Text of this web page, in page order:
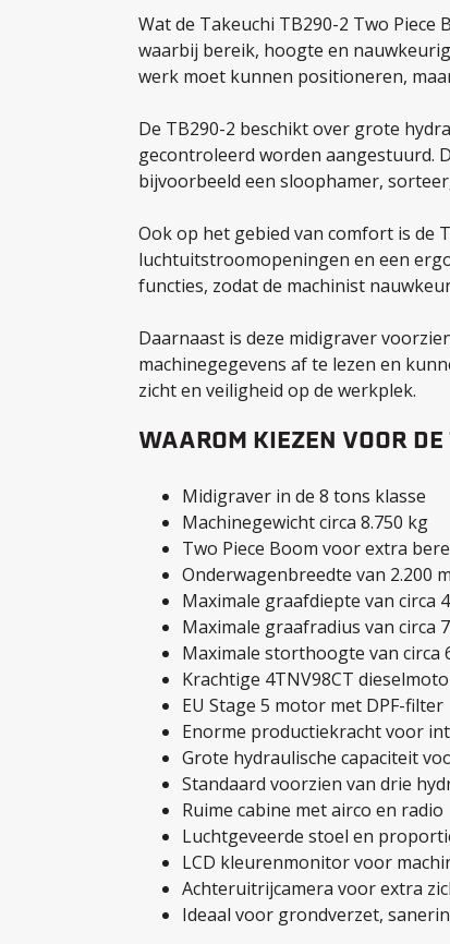
Wat de Takeuchi TB290-2 Two
waarbij bereik, hoogte en
werk moet kunnen positioneren,
De TB290-2 beschikt over grote
gecontroleerd worden aangestuurd.
bijvoorbeeld een sloophamer,
Ook op het gebied van comfort is de
luchtuitstroomopeningen en een
functies, zodat de machinist
Daarnaast is deze midigraver
machinegegevens af te lezen en
zicht en veiligheid op de werkplek.
WAAROM KIEZEN VOOR
Midigraver in de 8 tons klasse
Machinegewicht circa 8.750 kg
Two Piece Boom voor extra
Onderwagenbreedte van 2.200
Maximale graafdiepte van circa
Maximale graafradius van circa
Maximale storthoogte van circa
Krachtige 4TNV98CT
EU Stage 5 motor met DPF-filter
Enorme productiekracht voor
Grote hydraulische capaciteit
Standaard voorzien van drie
Ruime cabine met airco en radio
Luchtgeveerde stoel en
LCD kleurenmonitor voor
Achteruitrijcamera voor extra
Ideaal voor grondverzet,